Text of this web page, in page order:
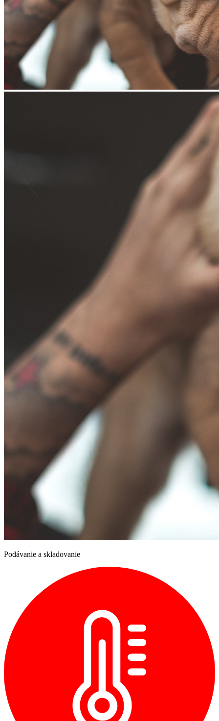
Podávanie a skladovanie